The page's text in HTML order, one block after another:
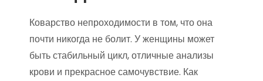
Коварство непроходимости в том, что она
почти никогда не болит. У женщины может
быть стабильный цикл, отличные анализы
крови и прекрасное самочувствие. Как